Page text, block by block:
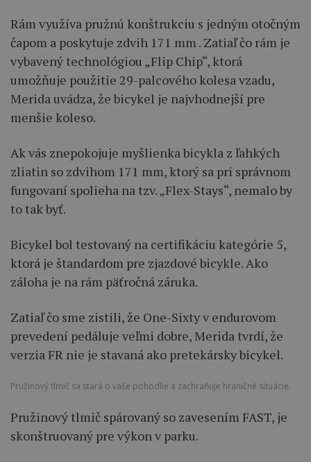
Rám využíva pružnú konštrukciu s jedným otočným
čapom a poskytuje zdvih 171 mm . Zatiaľ čo rám je
vybavený technológiou „Flip Chip“, ktorá
umožňuje použitie 29-palcového kolesa vzadu,
Merida uvádza, že bicykel je najvhodnejší pre
menšie koleso.
Ak vás znepokojuje myšlienka bicykla z ľahkých
zliatin so zdvihom 171 mm, ktorý sa pri správnom
fungovaní spolieha na tzv. „Flex-Stays“, nemalo by
to tak byť.
Bicykel bol testovaný na certifikáciu kategórie 5,
ktorá je štandardom pre zjazdové bicykle. Ako
záloha je na rám päťročná záruka.
Zatiaľ čo sme zistili, že One-Sixty v endurovom
prevedení pedáluje veľmi dobre, Merida tvrdí, že
verzia FR nie je stavaná ako pretekársky bicykel.
Pružinový tlmič sa stará o vaše pohodlie a zachraňuje hraničné situácie.
Pružinový tlmič spárovaný so zavesením FAST, je
skonštruovaný pre výkon v parku.